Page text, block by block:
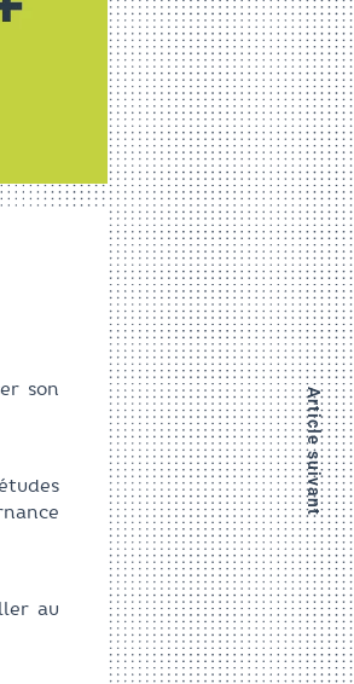
son
au
Article suivant